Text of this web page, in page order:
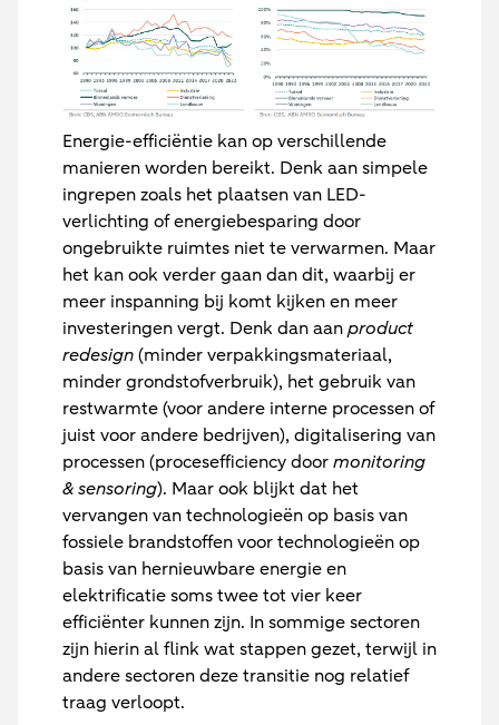
Energie-efficiëntie kan op verschillende
manieren worden bereikt. Denk aan simpele
ingrepen zoals het plaatsen van LED-
verlichting of energiebesparing door
ongebruikte ruimtes niet te verwarmen. Maar
het kan ook verder gaan dan dit, waarbij er
meer inspanning bij komt kijken en meer
investeringen vergt. Denk dan aanproduct
redesign(minder verpakkingsmateriaal,
minder grondstofverbruik), het gebruik van
restwarmte (voor andere interne processen of
juist voor andere bedrijven), digitalisering van
processen (procesefficiency doormonitoring
& sensoring). Maar ook blijkt dat het
vervangen van technologieën op basis van
fossiele brandstoffen voor technologieën op
basis van hernieuwbare energie en
elektrificatie soms twee tot vier keer
efficiënter kunnen zijn. In sommige sectoren
zijn hierin al flink wat stappen gezet, terwijl in
andere sectoren deze transitie nog relatief
traag verloopt.